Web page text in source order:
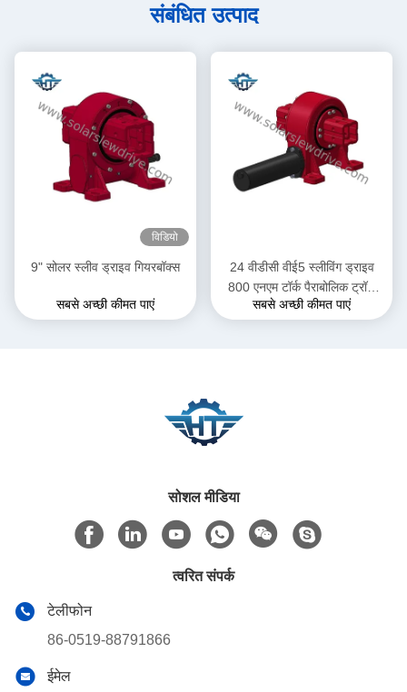
संबंधित उत्पाद
विडियो
9" सोलर स्लीव ड्राइव गियरबॉक्स
सबसे अच्छी कीमत पाएं
24 वीडीसी वीई5 स्लीविंग ड्राइव
800 एनएम टॉर्क पैराबोलिक ट्रॉफ
अनुप्रयोगों में सोलर ट्रैकर सिस्टम के
सबसे अच्छी कीमत पाएं
सोशल मीडिया
त्वरित संपर्क
टेलीफोन
86-0519-88791866
ईमेल